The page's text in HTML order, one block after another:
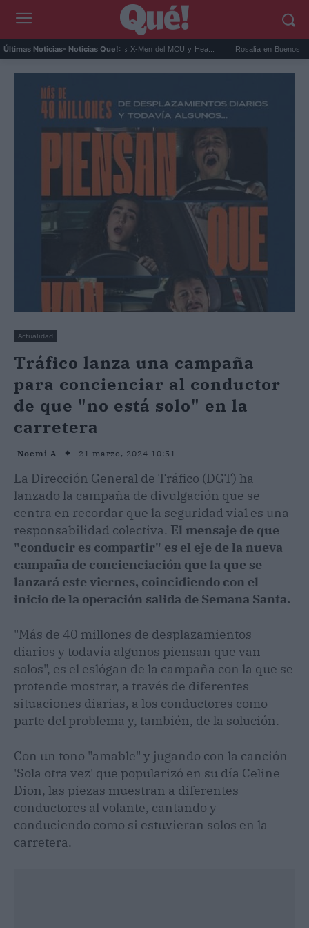
Últimas Noticias- Noticias Que!:
será Cíclope en los X-Men del MCU y Hea... Rosalía en Buenos Aires:
Actualidad
Tráfico lanza una campaña
para concienciar al conductor
de que "no está solo" en la
carretera
Noemi A 21 marzo, 2024 10:51
La Dirección General de Tráfico (DGT) ha
lanzado la campaña de divulgación que se
centra en recordar que la seguridad vial es una
responsabilidad colectiva. El mensaje de que
"conducir es compartir" es el eje de la nueva
campaña de concienciación que la que se
lanzará este viernes, coincidiendo con el
inicio de la operación salida de Semana Santa.
"Más de 40 millones de desplazamientos
diarios y todavía algunos piensan que van
solos", es el eslógan de la campaña con la que se
protende mostrar, a través de diferentes
situaciones diarias, a los conductores como
parte del problema y, también, de la solución.
Con un tono "amable" y jugando con la canción
'Sola otra vez' que popularizó en su día Celine
Dion, las piezas muestran a diferentes
conductores al volante, cantando y
conduciendo como si estuvieran solos en la
carretera.